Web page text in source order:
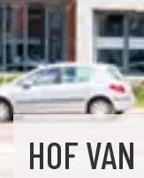
HOF